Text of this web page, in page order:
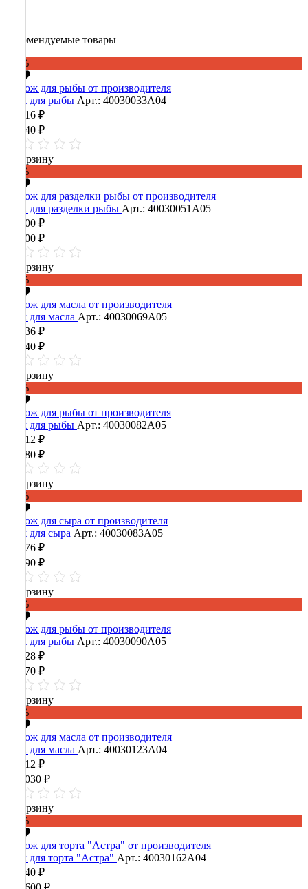
Рекомендуемые товары
-60%
Нож для рыбы Арт.: 40030033А04
18 216 ₽
45 540 ₽
В корзину
-60%
Нож для разделки рыбы Арт.: 40030051А05
38 400 ₽
96 000 ₽
В корзину
-60%
Нож для масла Арт.: 40030069А05
12 136 ₽
30 340 ₽
В корзину
-60%
Нож для рыбы Арт.: 40030082А05
16 512 ₽
41 280 ₽
В корзину
-60%
Нож для сыра Арт.: 40030083А05
13 876 ₽
34 690 ₽
В корзину
-60%
Нож для рыбы Арт.: 40030090А05
19 828 ₽
49 570 ₽
В корзину
-60%
Нож для масла Арт.: 40030123А04
56 412 ₽
141 030 ₽
В корзину
-60%
Нож для торта "Астра" Арт.: 40030162А04
99 840 ₽